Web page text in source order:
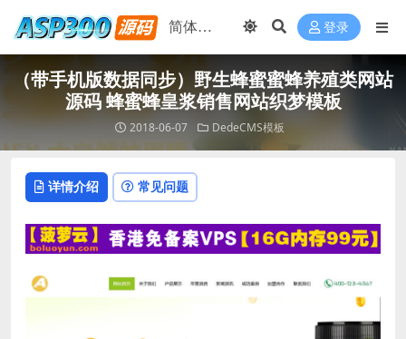
登录
（带手机版数据同步）野生蜂蜜蜜蜂养殖类网站
源码 蜂蜜蜂皇浆销售网站织梦模板
2018-06-07 DedeCMS模板
详情介绍 常见问题